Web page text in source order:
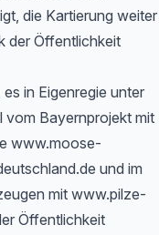
die Kartierung weiter
der Öffentlichkeit
in Eigenregie unter
vom Bayernprojekt mit
www.moose-
und im
mit www.pilze-
Öffentlichkeit